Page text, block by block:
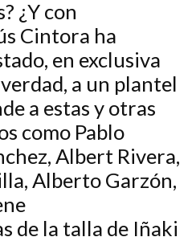
¿Y con
Cintora ha
en exclusiva
a un plantel
a estas y otras
como Pablo
Albert Rivera,
Alberto Garzón,
de la talla de Iñaki